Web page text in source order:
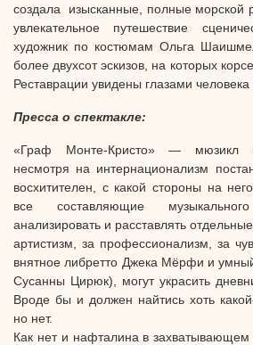
создала изысканные, полные морской
увлекательное путешествие
художник по костюмам Ольга
более двухсот эскизов, на которых
Реставрации увидены глазами человека
Пресса о спектакле:
«Граф Монте-Кристо» — мюзикл
несмотря на интернационализм
восхитителен, с какой стороны на
все составляющие
анализировать и расставлять
артистизм, за профессионализм, за
внятное либретто Джека Мёрфи и
Сусанны Цирюк), могут украсить
Вроде бы и должен найтись хоть
но нет.
Как нет и нафталина в